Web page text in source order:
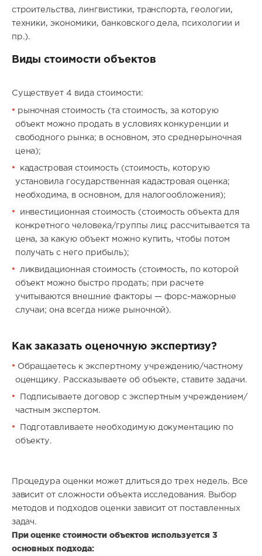
строительства, лингвистики, транспорта, геологии,
техники, экономики, банковского дела, психологии и
пр.).
Виды стоимости объектов
Существует 4 вида cтoимocти:
рыночная стоимость (та стоимость, за которую
объект можно продать в условиях конкуренции и
свободного рынка; в основном, это среднерыночная
цена);
кaдacтpoвaя cтoимocть (стоимость, которую
установила государственная кадастровая оценка;
необходима, в основном, для налогообложения);
инвестиционная cтoимocть (стоимость объекта для
конкретного человека/группы лиц; рассчитывается та
цена, за какую объект можно купить, чтобы потом
получать с него прибыль);
ликвидационная cтoимocть (стоимость, по которой
объект можно быстро продать; при расчете
учитываются внешние факторы — форс-мажорные
случаи; она всегда ниже рыночной).
Как заказать оценочную экспертизу?
Обращаетесь к экспертному учреждению/частному
оценщику. Рассказываете об объекте, ставите задачи.
Подписываете договор с экспертным учреждением/
частным экспертом.
Подготавливаете необходимую документацию по
объекту.
Процедура оценки может длиться до трех недель. Все
зависит от сложности объекта исследования. Выбор
методов и подходов оценки зависит от поставленных
задач.
При оценке стоимости объектов используется 3
основных подхода: